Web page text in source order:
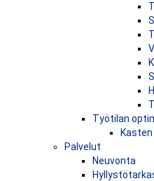
Työtilan
Palvelut
Neuvonta